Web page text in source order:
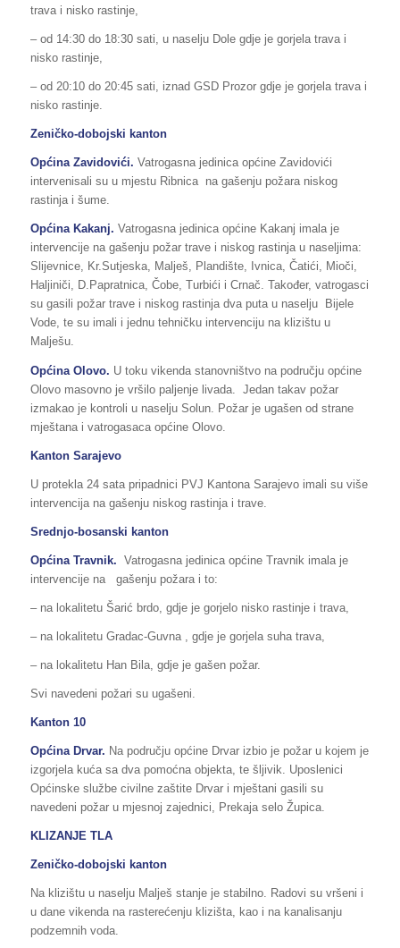
trava i nisko rastinje,
– od 14:30 do 18:30 sati, u naselju Dole gdje je gorjela trava i
nisko rastinje,
– od 20:10 do 20:45 sati, iznad GSD Prozor gdje je gorjela trava i
nisko rastinje.
Zeničko-dobojski kanton
Općina Zavidovići. Vatrogasna jedinica općine Zavidovići
intervenisali su u mjestu Ribnica na gašenju požara niskog
rastinja i šume.
Općina Kakanj. Vatrogasna jedinica općine Kakanj imala je
intervencije na gašenju požar trave i niskog rastinja u naseljima:
Slijevnice, Kr.Sutjeska, Malješ, Plandište, Ivnica, Čatići, Mioči,
Haljiniči, D.Papratnica, Čobe, Turbići i Crnač. Također, vatrogasci
su gasili požar trave i niskog rastinja dva puta u naselju Bijele
Vode, te su imali i jednu tehničku intervenciju na klizištu u
Malješu.
Općina Olovo. U toku vikenda stanovništvo na području općine
Olovo masovno je vršilo paljenje livada. Jedan takav požar
izmakao je kontroli u naselju Solun. Požar je ugašen od strane
mještana i vatrogasaca općine Olovo.
Kanton Sarajevo
U protekla 24 sata pripadnici PVJ Kantona Sarajevo imali su više
intervencija na gašenju niskog rastinja i trave.
Srednjo-bosanski kanton
Općina Travnik. Vatrogasna jedinica općine Travnik imala je
intervencije na gašenju požara i to:
– na lokalitetu Šarić brdo, gdje je gorjelo nisko rastinje i trava,
– na lokalitetu Gradac-Guvna , gdje je gorjela suha trava,
– na lokalitetu Han Bila, gdje je gašen požar.
Svi navedeni požari su ugašeni.
Kanton 10
Općina Drvar. Na području općine Drvar izbio je požar u kojem je
izgorjela kuća sa dva pomoćna objekta, te šljivik. Uposlenici
Općinske službe civilne zaštite Drvar i mještani gasili su
navedeni požar u mjesnoj zajednici, Prekaja selo Župica.
KLIZANJE TLA
Zeničko-dobojski kanton
Na klizištu u naselju Malješ stanje je stabilno. Radovi su vršeni i
u dane vikenda na rasterećenju klizišta, kao i na kanalisanju
podzemnih voda.